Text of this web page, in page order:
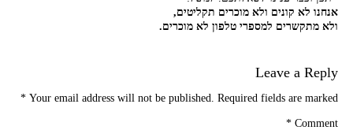
אנחנו לא קונים ולא מוכרים תקליטים,
ולא מתקשרים למספרי טלפון לא מוכרים.
Leave a Reply
Your email address will not be published. Required fields are marked
*
Comment
*